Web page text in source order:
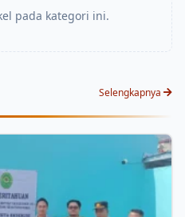
pada kategori ini.
Selengkapnya